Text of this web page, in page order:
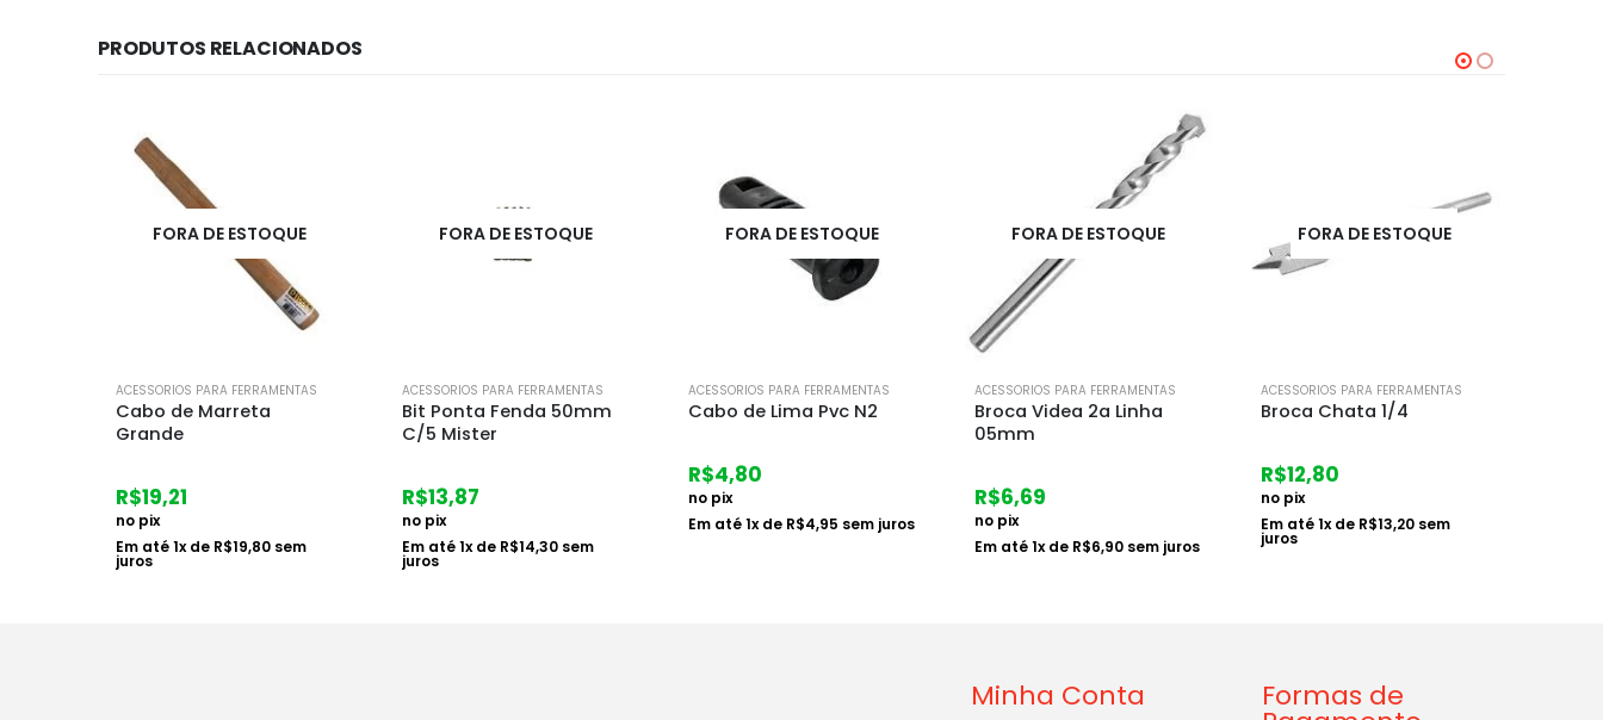
PRODUTOS RELACIONADOS
FORA DE ESTOQUE
ACESSORIOS PARA FERRAMENTAS
Bit Ponta Fenda 50mm
C/5 Mister
R$13,87
no pix
Em até1x de R$14,30 sem
juros
FORA DE ESTOQUE
ACESSORIOS PARA FERRAMENTAS
Cabo de Lima Pvc N2
no pix
Em até
FORA DE ESTOQUE
ACESSORIOS PARA FERRAMENTAS
Broca Videa 2a Linha
R$6,69
no pix
FORA DE ESTOQUE
ACESSORIOS PARA FERRAMENTAS
Broca Chata 1/4
no pix
Em até
juros
FORA DE ESTOQUE
ACESSORIOS PARA FERRAMENTAS
Cabo de Martelo
R$10,14
no pix
Em até1x de R$10,45 sem
juros
Minha Conta Formas de